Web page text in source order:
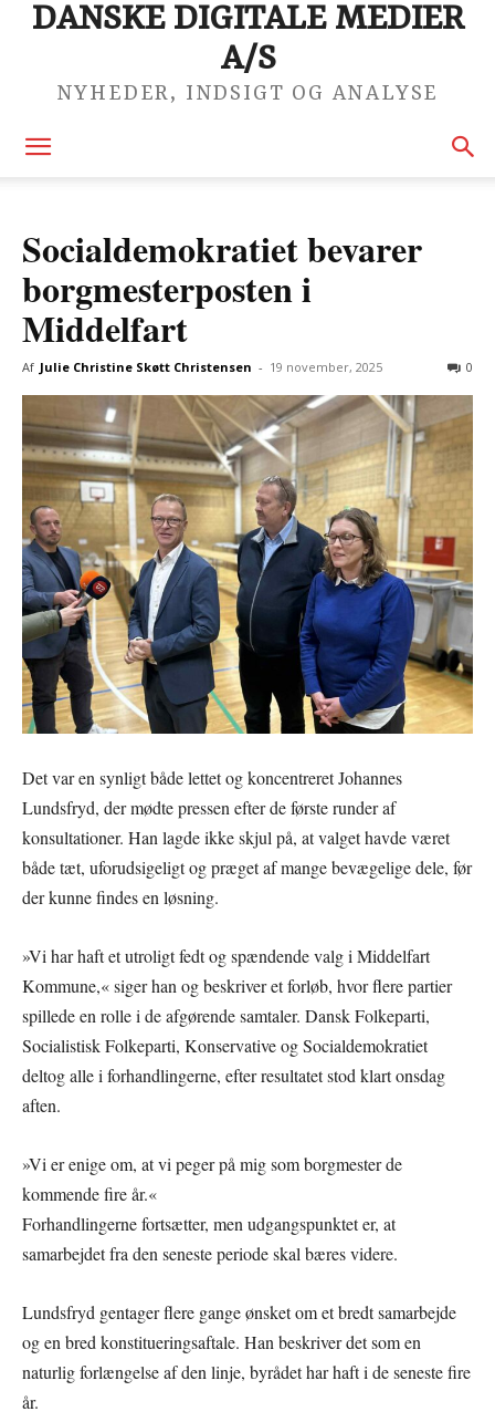
DANSKE DIGITALE MEDIER
A/S
NYHEDER, INDSIGT OG ANALYSE
Socialdemokratiet bevarer
borgmesterposten i
Middelfart
Af Julie Christine Skøtt Christensen - 19 november, 2025 0
Det var en synligt både lettet og koncentreret Johannes
Lundsfryd, der mødte pressen efter de første runder af
konsultationer. Han lagde ikke skjul på, at valget havde været
både tæt, uforudsigeligt og præget af mange bevægelige dele, før
der kunne findes en løsning.
»Vi har haft et utroligt fedt og spændende valg i Middelfart
Kommune,« siger han og beskriver et forløb, hvor flere partier
spillede en rolle i de afgørende samtaler. Dansk Folkeparti,
Socialistisk Folkeparti, Konservative og Socialdemokratiet
deltog alle i forhandlingerne, efter resultatet stod klart onsdag
aften.
»Vi er enige om, at vi peger på mig som borgmester de
kommende fire år.«
Forhandlingerne fortsætter, men udgangspunktet er, at
samarbejdet fra den seneste periode skal bæres videre.
Lundsfryd gentager flere gange ønsket om et bredt samarbejde
og en bred konstitueringsaftale. Han beskriver det som en
naturlig forlængelse af den linje, byrådet har haft i de seneste fire
år.